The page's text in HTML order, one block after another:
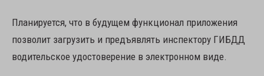
Планируется, что в будущем функционал приложения
позволит загрузить и предъявлять инспектору ГИБДД
водительское удостоверение в электронном виде.